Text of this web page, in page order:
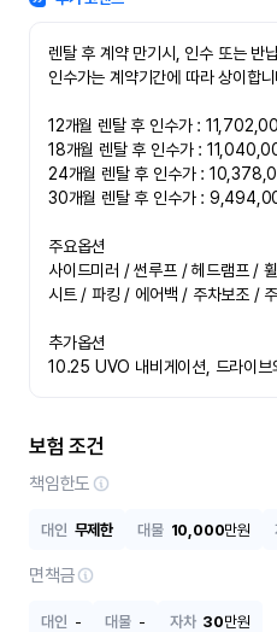
렌탈 후 계약 만기시, 인수 또는 반
인수가는 계약기간에 따라 상이합
12개월 렌탈 후 인수가 :
18개월 렌탈 후 인수가 :
24개월 렌탈 후 인수가 :
30개월 렌탈 후 인수가 :
주요옵션
사이드미러 / 썬루프 / 헤드램프 /
시트 / 파킹 / 에어백 / 주차보조 /
추가옵션
10.25 UVO 내비게이션, 드라이브
보험 조건
책임한도
대인 무제한 대물 10,000만원
면책금
대인 - 대물 - 자차 30만원